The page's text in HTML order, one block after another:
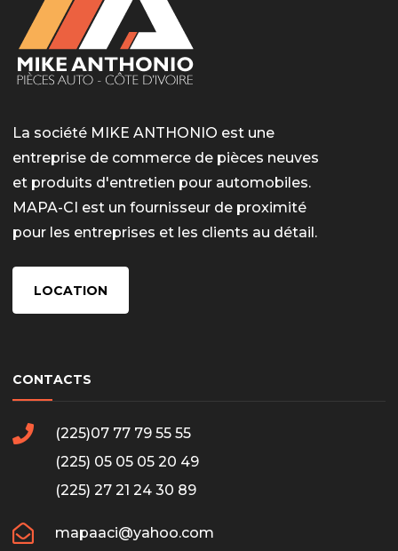
La société MIKE ANTHONIO est une
entreprise de commerce de pièces neuves
et produits d'entretien pour automobiles.
MAPA-CI est un fournisseur de proximité
pour les entreprises et les clients au détail.
LOCATION
CONTACTS
(225)07 77 79 55 55
(225) 05 05 05 20 49
(225) 27 21 24 30 89
mapaaci@yahoo.com